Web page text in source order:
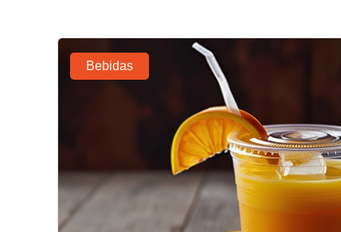
Bebidas